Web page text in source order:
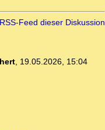
Feed dieser Diskussion
, 19.05.2026, 15:04